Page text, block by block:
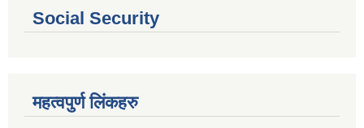
Social Security
महत्वपुर्ण लिंकहरु